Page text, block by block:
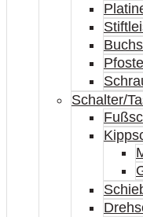
Schalter/